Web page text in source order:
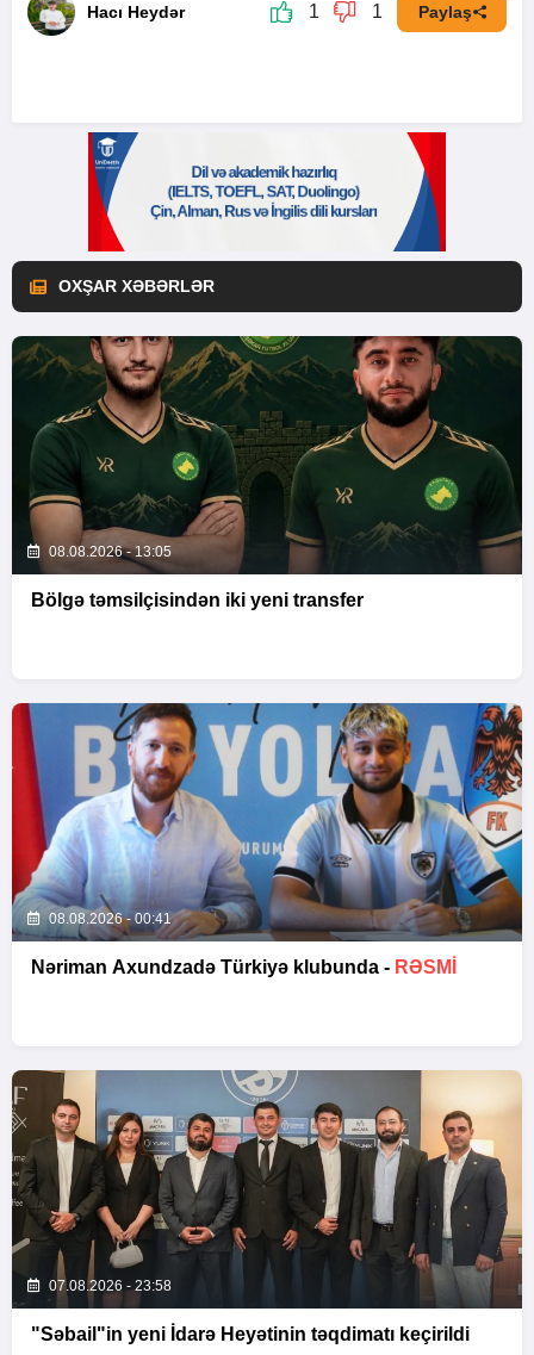
Hacı Heydər 1 1 Paylaş
OXŞAR XƏBƏRLƏR
08.08.2026 - 13:05
Bölgə təmsilçisindən iki yeni transfer
08.08.2026 - 00:41
Nəriman Axundzadə Türkiyə klubunda - RƏSMİ
07.08.2026 - 23:58
"Səbail"in yeni İdarə Heyətinin təqdimatı keçirildi